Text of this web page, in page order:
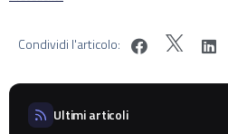
Condividi l'articolo:
Ultimi articoli